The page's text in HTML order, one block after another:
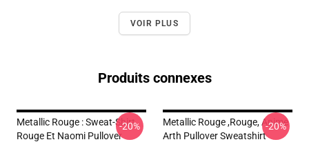
VOIR PLUS
Produits connexes
Metallic Rouge : Sweat-Shirt
Rouge Et Naomi Pullover
-20%
Metallic Rouge ,rouge, Anime
Arth Pullover Sweatshirt
-20%